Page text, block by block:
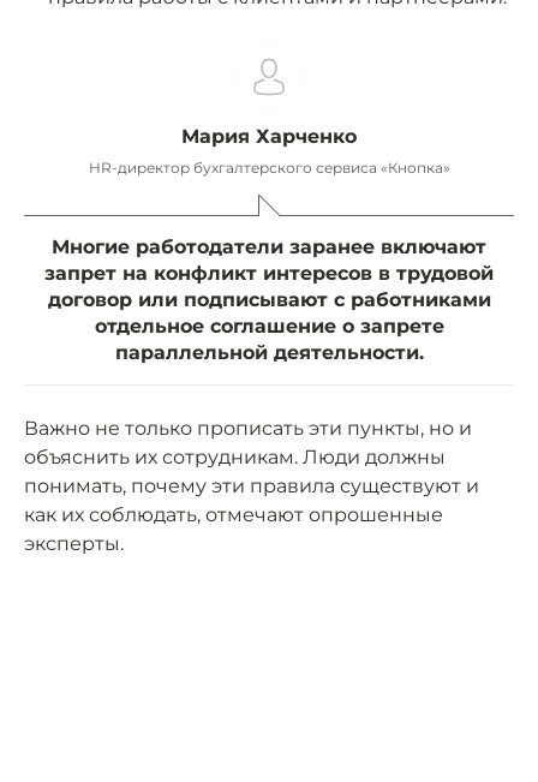
Мария Харченко
HR-директор бухгалтерского сервиса «Кнопка»
Многие работодатели заранее включают
запрет на конфликт интересов в трудовой
договор или подписывают с работниками
отдельное соглашение о запрете
параллельной деятельности.
Важно не только прописать эти пункты, но и
объяснить их сотрудникам. Люди должны
понимать, почему эти правила существуют и
как их соблюдать, отмечают опрошенные
эксперты.